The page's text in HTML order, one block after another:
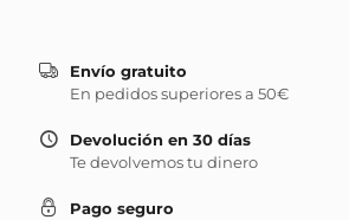
Envío gratuito
En pedidos superiores a 50€
Devolución en 30 días
Te devolvemos tu dinero
Pago seguro